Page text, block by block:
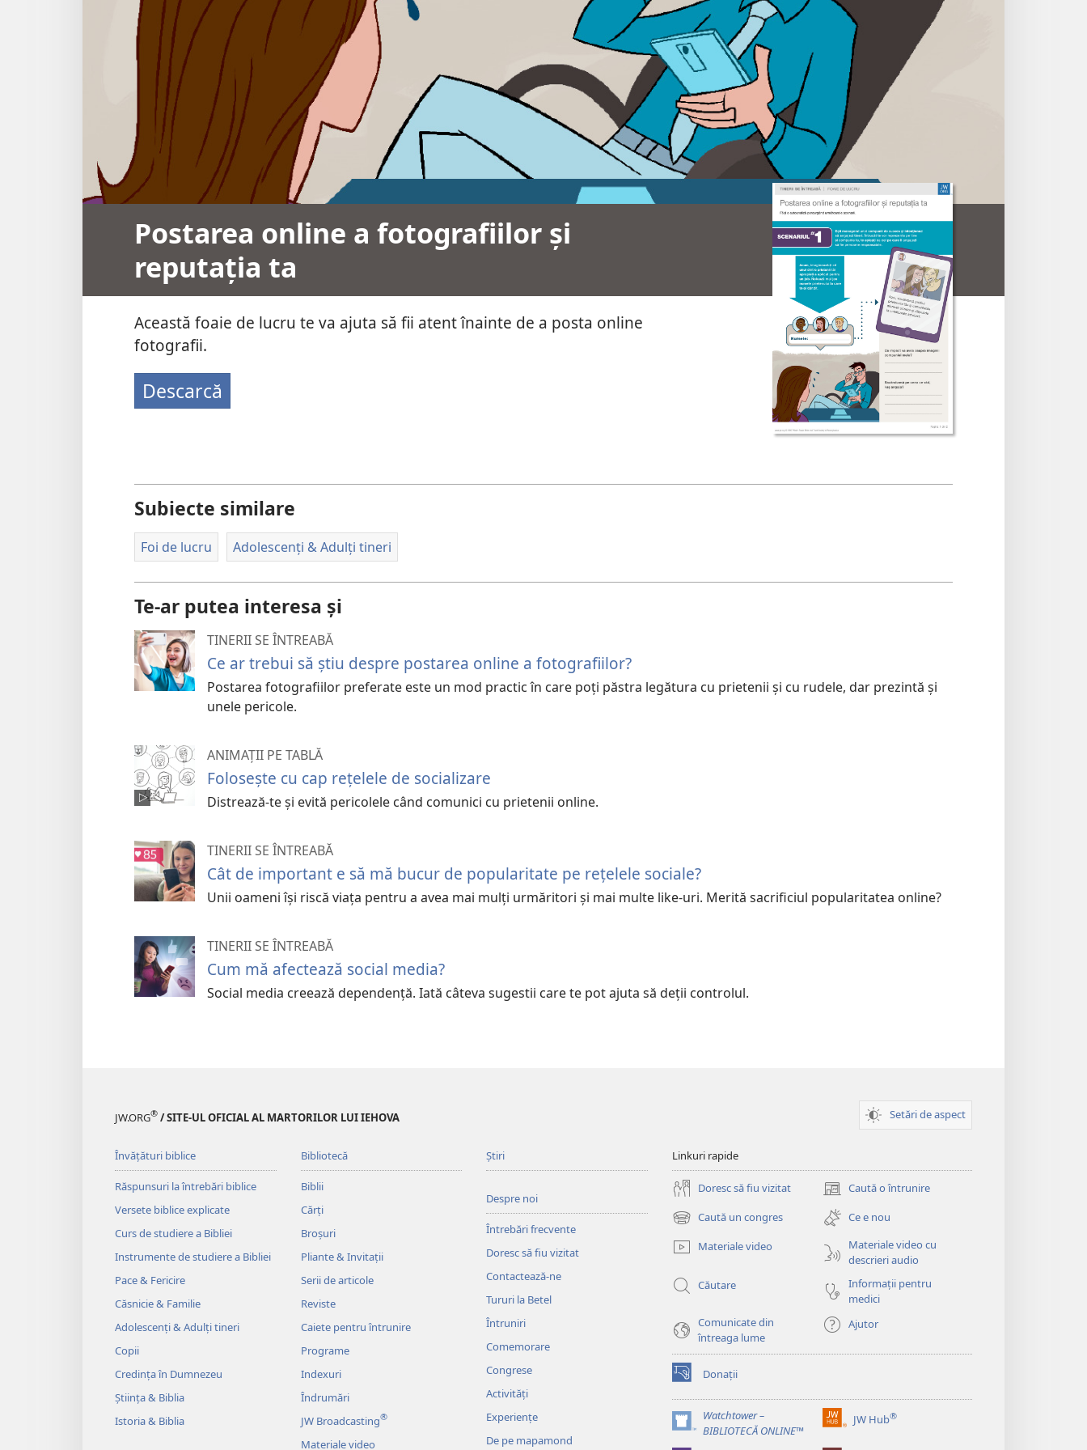
Postarea online a fotografiilor și
reputația ta
Această foaie de lucru te va ajuta să fii atent înainte de a posta online
fotografii.
Descarcă
Subiecte similare
Foi de lucru Adolescenți & Adulți tineri
Te-ar putea interesa și
TINERII SE ÎNTREABĂ
Ce ar trebui să știu despre postarea online a fotografiilor?
Postarea fotografiilor preferate este un mod practic în care poți păstra legătura cu prietenii și cu rudele, dar prezintă și
unele pericole.
ANIMAȚII PE TABLĂ
Folosește cu cap rețelele de socializare
Distrează-te și evită pericolele când comunici cu prietenii online.
TINERII SE ÎNTREABĂ
Cât de important e să mă bucur de popularitate pe rețelele sociale?
Unii oameni își riscă viața pentru a avea mai mulți urmăritori și mai multe like-uri. Merită sacrificiul popularitatea online?
TINERII SE ÎNTREABĂ
Cum mă afectează social media?
Social media creează dependență. Iată câteva sugestii care te pot ajuta să deții controlul.
JW.ORG® / SITE-UL OFICIAL AL MARTORILOR LUI IEHOVA Setări de aspect
Învățături biblice
Răspunsuri la întrebări biblice
Versete biblice explicate
Curs de studiere a Bibliei
Instrumente de studiere a Bibliei
Pace & Fericire
Căsnicie & Familie
Adolescenți & Adulți tineri
Copii
Credința în Dumnezeu
Știința & Biblia
Istoria & Biblia
Bibliotecă
Biblii
Cărți
Broșuri
Pliante & Invitații
Serii de articole
Reviste
Caiete pentru întrunire
Programe
Indexuri
Îndrumări
JW Broadcasting®
Materiale video
Știri
Despre noi
Întrebări frecvente
Doresc să fiu vizitat
Contactează-ne
Tururi la Betel
Întruniri
Comemorare
Congrese
Activități
Experiențe
De pe mapamond
Linkuri rapide
Doresc să fiu vizitat Caută o întrunire
(se
deschide
o
fereastră
nouă)
Caută un congres
(se
deschide
o
nouă)
Ce e nou
Materiale video
Materiale video cu
descrieri audio
Căutare
Informații pentru
medici
Comunicate din
întreaga lume
Ajutor
Donații
(se
deschide
o
fereastră
Watchtower –
BIBLIOTECĂ ONLINE™
(se
deschide
JW Hub®
(se